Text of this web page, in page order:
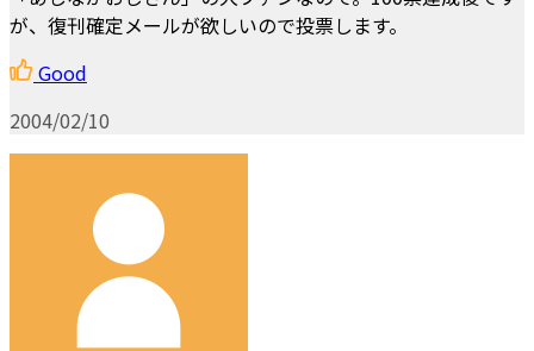
が、復刊確定メールが欲しいので投票します。
Good
2004/02/10